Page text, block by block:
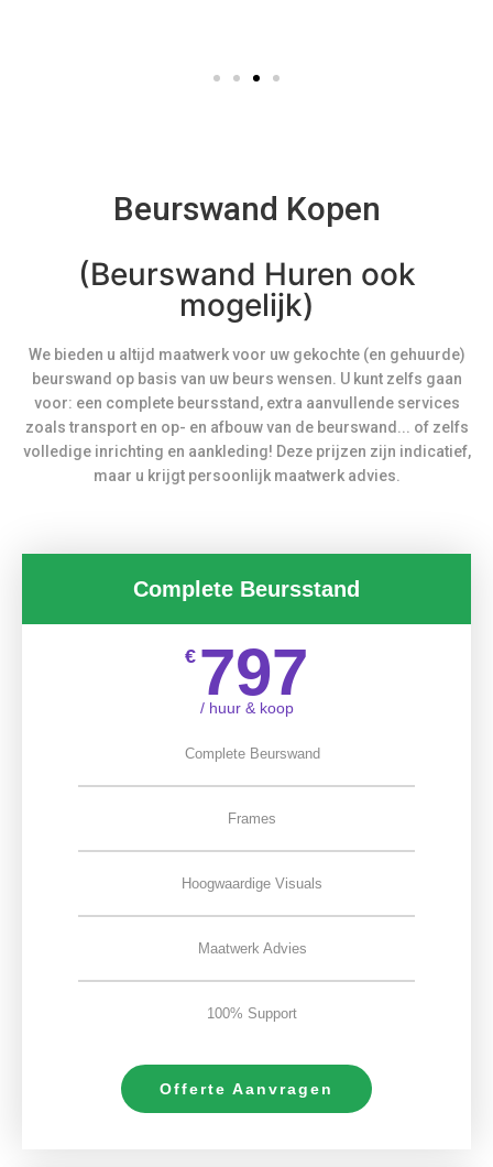
Beurswand Kopen
(Beurswand Huren ook
mogelijk)
We bieden u altijd maatwerk voor uw gekochte (en gehuurde)
beurswand op basis van uw beurs wensen. U kunt zelfs gaan
voor: een complete beursstand, extra aanvullende services
zoals transport en op- en afbouw van de beurswand... of zelfs
volledige inrichting en aankleding! Deze prijzen zijn indicatief,
maar u krijgt persoonlijk maatwerk advies.
Complete Beursstand
€ 797
/ huur & koop
Complete Beurswand
Frames
Hoogwaardige Visuals
Maatwerk Advies
100% Support
Offerte Aanvragen